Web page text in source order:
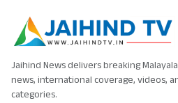
Jaihind News delivers breaking
news, international coverage, videos,
categories.